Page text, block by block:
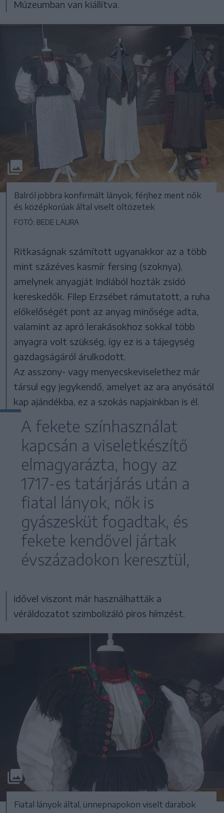
Múzeumban van kiállítva.
Balról jobbra konfirmált lányok, férjhez ment nők
és középkorúak által viselt öltözetek
FOTÓ: BEDE LAURA
Ritkaságnak számított ugyanakkor az a több
mint százéves kasmír fersing (szoknya),
amelynek anyagját Indiából hozták zsidó
kereskedők. Filep Erzsébet rámutatott, a ruha
előkelőségét pont az anyag minősége adta,
valamint az apró lerakásokhoz sokkal több
anyagra volt szükség, így ez is a tájegység
gazdagságáról árulkodott.
Az asszony- vagy menyecskeviselethez már
társul egy jegykendő, amelyet az ara anyósától
kap ajándékba, ez a szokás napjainkban is él.
A fekete színhasználat
kapcsán a viseletkészítő
elmagyarázta, hogy az
1717-es tatárjárás után a
fiatal lányok, nők is
gyászesküt fogadtak, és
fekete kendővel jártak
évszázadokon keresztül,
idővel viszont már használhatták a
véráldozatot szimbolizáló piros hímzést.
Fiatal lányok által, ünnepnapokon viselt darabok